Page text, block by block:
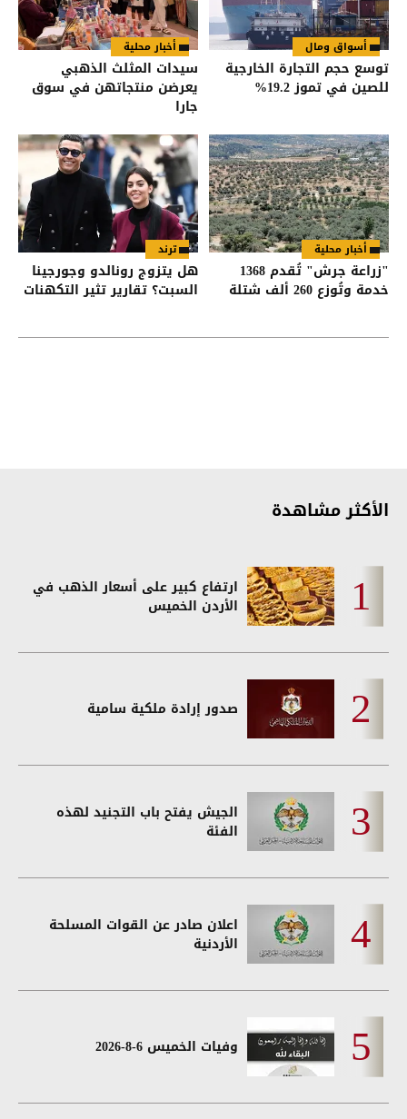
أسواق ومال
توسع حجم التجارة الخارجية
للصين في تموز 19.2%
أخبار محلية
سيدات المثلث الذهبي
يعرضن منتجاتهن في سوق
جارا
أخبار محلية
"زراعة جرش" تُقدم 1368
خدمة وتُوزع 260 ألف شتلة
ترند
هل يتزوج رونالدو وجورجينا
السبت؟ تقارير تثير التكهنات
الأكثر مشاهدة
ارتفاع كبير على أسعار الذهب في
الأردن الخميس
صدور إرادة ملكية سامية
الجيش يفتح باب التجنيد لهذه
الفئة
اعلان صادر عن القوات المسلحة
الأردنية
وفيات الخميس 6-8-2026